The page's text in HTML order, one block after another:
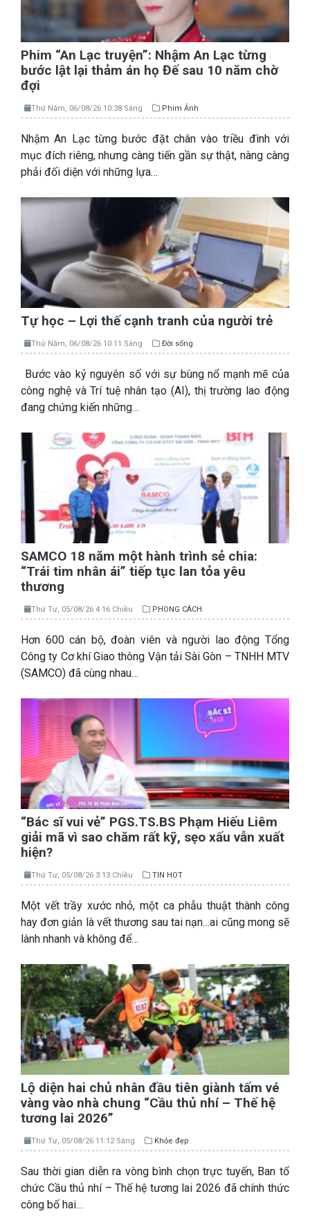
Phim “An Lạc truyện”: Nhậm An Lạc từng
bước lật lại thảm án họ Đế sau 10 năm chờ
đợi
Thứ Năm, 06/08/26 10:38 Sáng Phim Ảnh
Nhậm An Lạc từng bước đặt chân vào triều đình với
mục đích riêng, nhưng càng tiến gần sự thật, nàng càng
phải đối diện với những lựa…
Tự học – Lợi thế cạnh tranh của người trẻ
Thứ Năm, 06/08/26 10:11 Sáng Đời sống
Bước vào kỷ nguyên số với sự bùng nổ mạnh mẽ của
công nghệ và Trí tuệ nhân tạo (AI), thị trường lao động
đang chứng kiến những…
SAMCO 18 năm một hành trình sẻ chia:
“Trái tim nhân ái” tiếp tục lan tỏa yêu
thương
Thứ Tư, 05/08/26 4:16 Chiều PHONG CÁCH
Hơn 600 cán bộ, đoàn viên và người lao động Tổng
Công ty Cơ khí Giao thông Vận tải Sài Gòn – TNHH MTV
(SAMCO) đã cùng nhau…
“Bác sĩ vui vẻ” PGS.TS.BS Phạm Hiếu Liêm
giải mã vì sao chăm rất kỹ, sẹo xấu vẫn xuất
hiện?
Thứ Tư, 05/08/26 3:13 Chiều TIN HOT
Một vết trầy xước nhỏ, một ca phẫu thuật thành công
hay đơn giản là vết thương sau tai nạn…ai cũng mong sẽ
lành nhanh và không để…
Lộ diện hai chủ nhân đầu tiên giành tấm vé
vàng vào nhà chung “Cầu thủ nhí – Thế hệ
tương lai 2026”
Thứ Tư, 05/08/26 11:12 Sáng Khỏe đẹp
Sau thời gian diễn ra vòng bình chọn trực tuyến, Ban tổ
chức Cầu thủ nhí – Thế hệ tương lai 2026 đã chính thức
công bố hai…